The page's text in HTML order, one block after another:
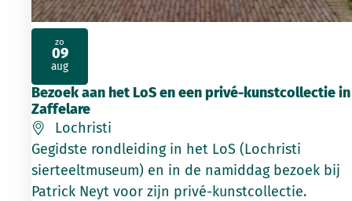
Bezoek aan het LoS en een privé-kunstcollectie in
Zaffelare
Lochristi
Gegidste rondleiding in het LoS (Lochristi
sierteeltmuseum) en in de namiddag bezoek bij
Patrick Neyt voor zijn privé-kunstcollectie.
zo
09
aug
2026